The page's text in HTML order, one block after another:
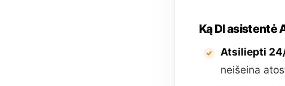
Ką DI asistentė
Atsiliepti
neišeina